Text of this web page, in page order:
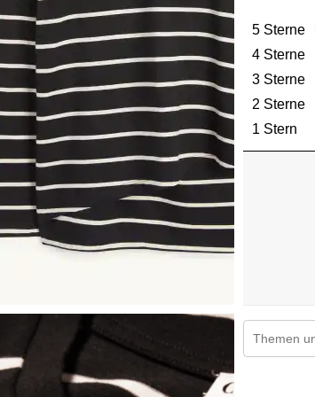
5 Sterne
4 Sterne
3 Sterne
2 Sterne
1 Stern
1